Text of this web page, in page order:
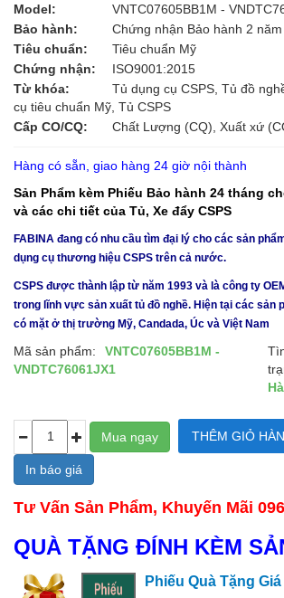
Model:
VNTC07605BB1M -
Bảo hành:
Chứng nhận Bảo hành 2
Tiêu chuẩn:
Tiêu chuẩn Mỹ
Chứng nhận:
ISO9001:2015
Từ khóa:
Tủ dụng cụ CSPS, Tủ đồ
cụ tiêu chuẩn Mỹ, Tủ CSPS
Cấp CO/CQ:
Chất Lượng (CQ), Xuất xứ
Hàng có sẵn, giao hàng 24 giờ nội thành
Sản Phẩm kèm Phiếu Bảo hành 24 tháng
và các chi tiết của Tủ, Xe đẩy CSPS
FABINA đang có nhu cầu tìm đại lý cho các sản
dụng cụ thương hiệu CSPS trên cả nước.
CSPS được thành lập từ năm 1993 và là công ty
trong lĩnh vực sản xuất tủ đồ nghề. Hiện tại các sản
có mặt ở thị trường Mỹ, Candada, Úc và Việt Nam
Mã sản phẩm:
VNTC07605BB1M -
VNDTC76061JX1
In báo giá
Tư Vấn Sản Phẩm, Khuyến Mãi
QUÀ TẶNG ĐÍNH KÈM
Phiếu Quà Tặng Giá